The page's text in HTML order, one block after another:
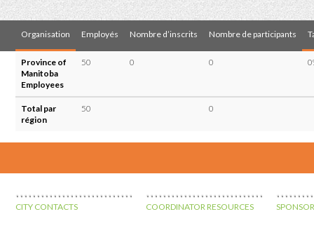
Organisation Employés Nombre d’inscrits Nombre de participants
Province of
Manitoba
Employees
50 0 0
Total par
région
50 0
CITY CONTACTS COORDINATOR RESOURCES